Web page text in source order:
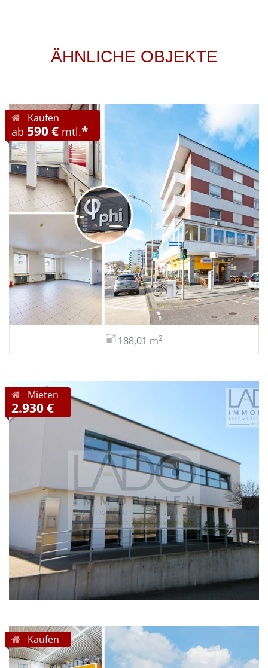
ÄHNLICHE OBJEKTE
Kaufen
ab 590 € mtl.*
188,01 m2
Mieten
2.930 €
Kaufen